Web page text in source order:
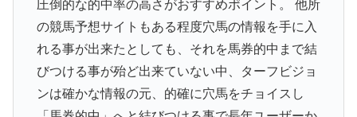
圧倒的な的中率の高さがおすすめポイント。 他所
の競馬予想サイトもある程度穴馬の情報を手に入
れる事が出来たとしても、それを馬券的中まで結
びつける事が殆ど出来ていない中、ターフビジョ
ンは確かな情報の元、的確に穴馬をチョイスし